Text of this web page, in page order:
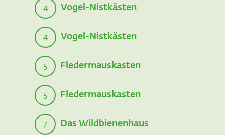
4 Vogel-Nistkästen
4 Vogel-Nistkästen
5 Fledermauskasten
5 Fledermauskasten
7 Das Wildbienenhaus